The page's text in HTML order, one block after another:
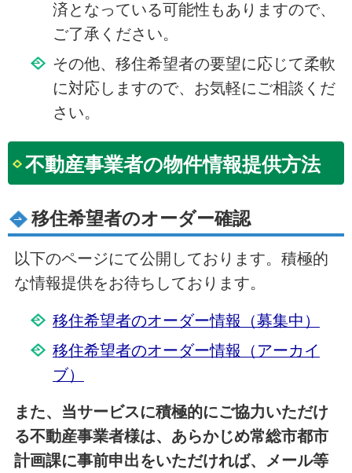
済となっている可能性もありますので、
ご了承ください。
その他、移住希望者の要望に応じて柔軟
に対応しますので、お気軽にご相談くだ
さい。
不動産事業者の物件情報提供方法
移住希望者のオーダー確認
以下のページにて公開しております。積極的
な情報提供をお待ちしております。
移住希望者のオーダー情報（募集中）
移住希望者のオーダー情報（アーカイ
ブ）
また、当サービスに積極的にご協力いただけ
る不動産事業者様は、あらかじめ常総市都市
計画課に事前申出をいただければ、メール等